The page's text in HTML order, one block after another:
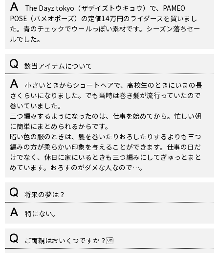
The Dayz tokyo（ザデイズトウキョウ）で、PAMEO
POSE（パメオポーズ）の定価14万円のライダースを買いまし
た。青のチェックでウールっぽい素材です。シーズン落ちセー
ルでした。
該当アイテムについて
小さいときからショートヘアで、高校生のときにいまの長
さくらいになりました。でも当時は巻き髪が流行っていたので
巻いていました。
三つ編みするようになったのは、仕事を始めてから。忙しい朝
に簡単にまとめられるからです。
暗い色の服のときは、髪を巻いたりおろしたりするよりも三つ
編みの方が柔らかい印象を与えることができます。仕事の日だ
けでなく、休日に家にいるときも三つ編みにしてぎゅっとまと
めています。おろすのがダメな人なので…。
将来の夢は？
特にない。
ご両親はおいくつですか？